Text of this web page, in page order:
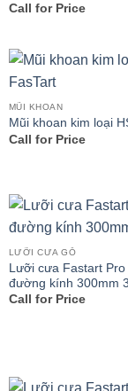
Call for Price
MŨI KHOAN
Mũi khoan kim loại
Call for Price
LƯỠI CƯA GỖ
Lưỡi cưa Fastart Pro
đường kính 300mm
Call for Price